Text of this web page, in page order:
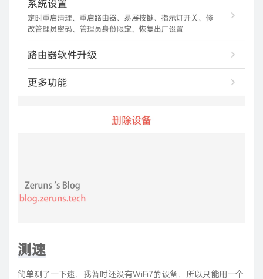
测速
简单测了一下速，我暂时还没有WiFi7的设备，所以只能用一个